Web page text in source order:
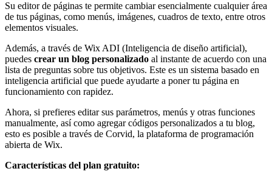
Su editor de páginas te permite cambiar esencialmente cualquier área
de tus páginas, como menús, imágenes, cuadros de texto, entre otros
elementos visuales.
Además, a través de Wix ADI (Inteligencia de diseño artificial),
puedes crear un blog personalizado al instante de acuerdo con una
lista de preguntas sobre tus objetivos. Este es un sistema basado en
inteligencia artificial que puede ayudarte a poner tu página en
funcionamiento con rapidez.
Ahora, si prefieres editar sus parámetros, menús y otras funciones
manualmente, así como agregar códigos personalizados a tu blog,
esto es posible a través de Corvid, la plataforma de programación
abierta de Wix.
Características del plan gratuito: